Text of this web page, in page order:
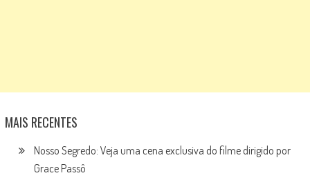
MAIS RECENTES
Nosso Segredo: Veja uma cena exclusiva do filme dirigido por
Grace Passô